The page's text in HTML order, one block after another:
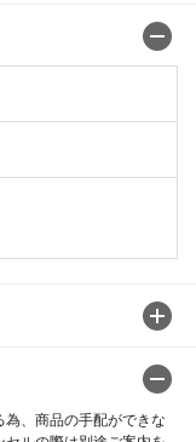
、商品の手配ができな